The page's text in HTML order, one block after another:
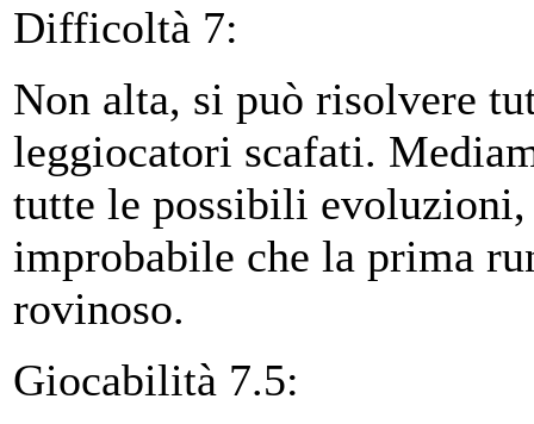
Difficoltà 7:
Non alta, si può risolvere
leggiocatori scafati.
tutte le possibili evoluzioni,
improbabile che la prima
rovinoso.
Giocabilità 7.5: